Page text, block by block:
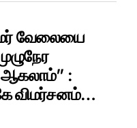
வேலையை
:
விமர்சனம்…